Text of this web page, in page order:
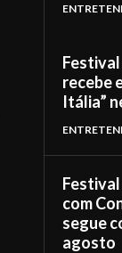
recebe
Itália”
com
segue
agosto